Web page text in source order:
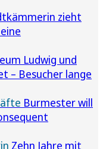
zieht
Ludwig und
– Besucher lange
Burmester will
Zehn Jahre mit